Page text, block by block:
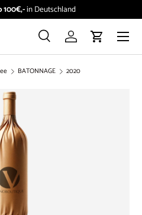
100€,-in Deutschland
Suche Einloggen
Menü
BATONNAGE 2020